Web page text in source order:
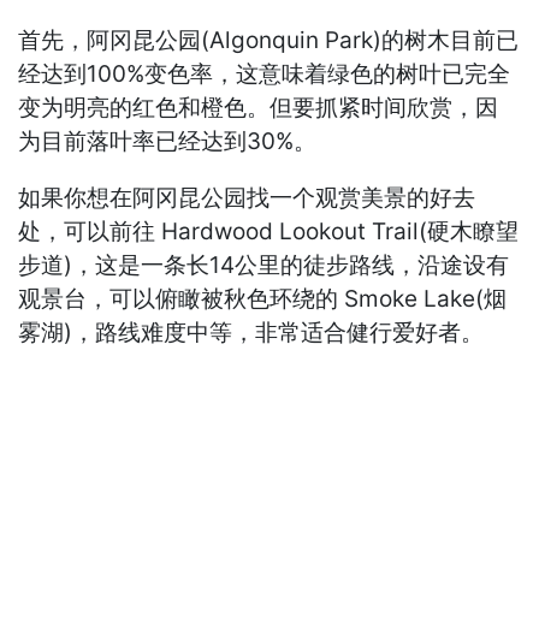
首先，阿冈昆公园(Algonquin Park)的树木目前已
经达到100%变色率，这意味着绿色的树叶已完全
变为明亮的红色和橙色。但要抓紧时间欣赏，因
为目前落叶率已经达到30%。
如果你想在阿冈昆公园找一个观赏美景的好去
处，可以前往 Hardwood Lookout Trail(硬木瞭望
步道)，这是一条长14公里的徒步路线，沿途设有
观景台，可以俯瞰被秋色环绕的 Smoke Lake(烟
雾湖)，路线难度中等，非常适合健行爱好者。